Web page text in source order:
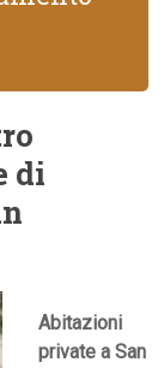
di
Abitazioni
private a San